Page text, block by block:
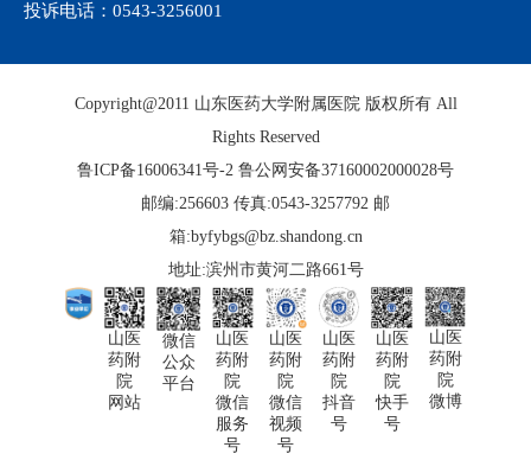
投诉电话： 0543-3256001
Copyright@2011 山东医药大学附属医院 版权所有 All
Rights Reserved
鲁ICP备16006341号-2 鲁公网安备37160002000028号
邮编:256603 传真:0543-3257792 邮
箱:byfybgs@bz.shandong.cn
地址:滨州市黄河二路661号
山医
药附
院
网站
微信
公众
平台
山医
药附
院
微信
服务
号
山医
药附
院
微信
视频
号
山医
药附
院
抖音
号
山医
药附
院
快手
号
山医
药附
院
微博